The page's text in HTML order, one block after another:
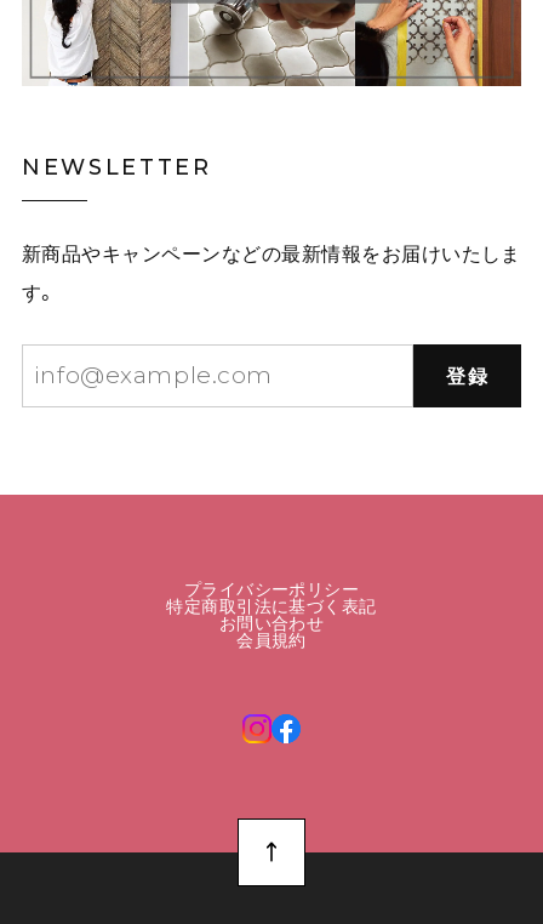
NEWSLETTER
新商品やキャンペーンなどの最新情報をお届けいたしま
す。
登録
プライバシーポリシー
特定商取引法に基づく表記
お問い合わせ
会員規約